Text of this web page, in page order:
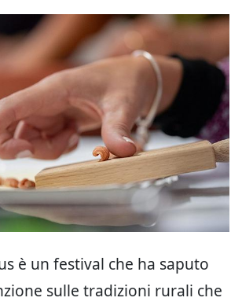
è un festival che ha saputo
sulle tradizioni rurali che